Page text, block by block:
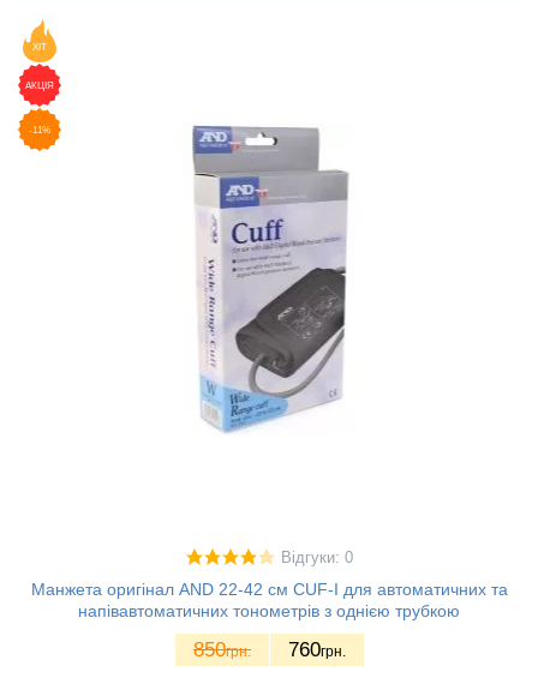
ХІТ
АКЦІЯ
-11%
Відгуки: 0
Манжета оригінал AND 22-42 см CUF-I для автоматичних та
напівавтоматичних тонометрів з однією трубкою
850грн. 760грн.